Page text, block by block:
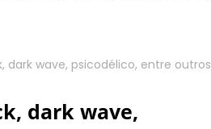
dark wave, psicodélico, entre outros
dark wave,